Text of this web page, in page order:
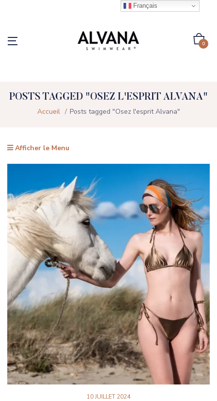
0
POSTS TAGGED "OSEZ L'ESPRIT ALVANA"
Accueil Posts tagged "Osez l'esprit Alvana"
Afficher le Menu
10 JUILLET 2024
Français